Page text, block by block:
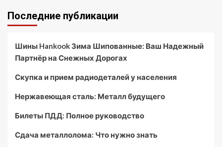
Последние публикации
Шины Hankook Зима Шипованные: Ваш Надежный
Партнёр на Снежных Дорогах
Скупка и прием радиодеталей у населения
Нержавеющая сталь: Металл будущего
Билеты ПДД: Полное руководство
Сдача металлолома: Что нужно знать